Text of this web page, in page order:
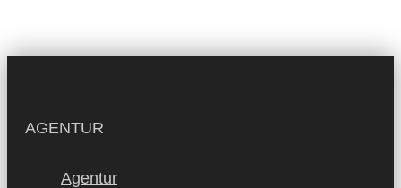
AGENTUR
Agentur